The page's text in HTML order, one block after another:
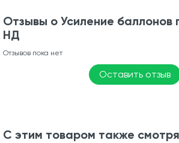
Отзывы о Усиление баллонов
НД
Отзывов пока нет
Оставить отзыв
С этим товаром также